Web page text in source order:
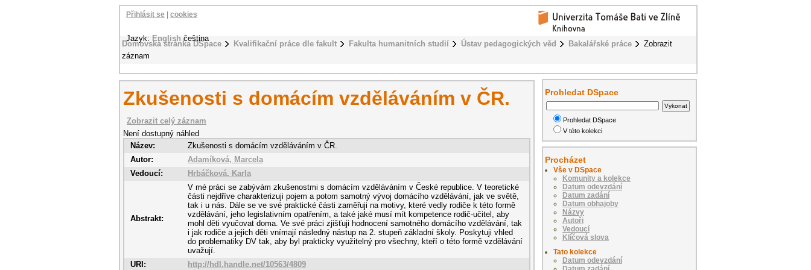
Domovská stránka DSpace Kvalifikační práce dle fakult Fakulta humanitních studií Ústav pedagogických věd Bakalářské práce
Zobrazit
záznam
Přihlásit se cookies
Jazyk: English čeština
Zkušenosti s domácím vzděláváním v ČR.
Zobrazit celý záznam
Není dostupný náhled
Název:
Zkušenosti s domácím vzděláváním v ČR.
Autor:
Adamíková, Marcela
Vedoucí:
Hrbáčková, Karla
Abstrakt:
V mé práci se zabývám zkušenostmi s domácím vzděláváním v České republice. V teoretické
části nejdříve charakterizuji pojem a potom samotný vývoj domácího vzdělávání, jak ve světě,
tak i u nás. Dále se ve své praktické části zaměřuji na motivy, které vedly rodiče k této formě
vzdělávání, jeho legislativním opatřením, a také jaké musí mít kompetence rodič-učitel, aby
mohl děti vyučovat doma. Ve své práci zjišťuji hodnocení samotného domácího vzdělávání, tak
i jak rodiče a jejich děti vnímají následný nástup na 2. stupeň základní školy. Poskytuji vhled
do problematiky DV tak, aby byl prakticky využitelný pro všechny, kteří o této formě vzdělávání
uvažují.
URI:
http://hdl.handle.net/10563/4809
Prohledat DSpace
Prohledat DSpace
V této kolekci
Procházet
Vše v DSpace
Komunity a kolekce
Datum odevzdání
Datum zadání
Datum obhajoby
Názvy
Autoři
Vedoucí
Klíčová slova
Tato kolekce
Datum odevzdání